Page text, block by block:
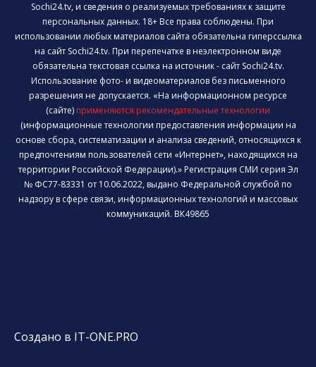
Sochi24.tv, и сведения о реализуемых требованиях к защите
персональных данных. 18+ Все права соблюдены. При
использовании любых материалов сайта обязательна гиперссылка
на сайт Sochi24.tv. При перепечатке в неэлектронном виде
обязательна текстовая ссылка на источник - сайт Sochi24.tv.
Использование фото- и видеоматериалов без письменного
разрешения не допускается. «На информационном ресурсе
(сайте) применяются рекомендательные технологии
(информационные технологии предоставления информации на
основе сбора, систематизации и анализа сведений, относящихся к
предпочтениям пользователей сети «Интернет», находящихся на
территории Российской Федерации).» Регистрация СМИ серия Эл
№ ФС77-83331 от 10.06.2022, выдано Федеральной службой по
надзору в сфере связи, информационных технологий и массовых
коммуникаций. ВК49865
Создано в IT-ONE.PRO